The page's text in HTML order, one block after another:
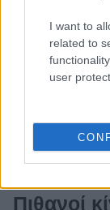
I want to
related to
user
αποτελούν
βιταμίνη Α,
Πιθανοί